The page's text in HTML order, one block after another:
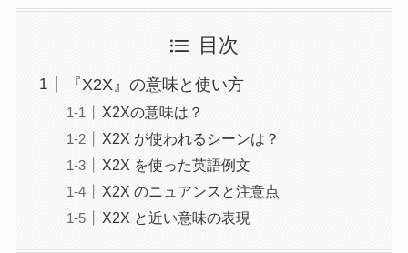
目次
『X2X』の意味と使い方
X2Xの意味は？
X2X が使われるシーンは？
X2X を使った英語例文
X2X のニュアンスと注意点
X2X と近い意味の表現